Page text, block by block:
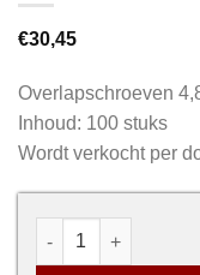
€30,45
Overlapschroeven
Inhoud: 100 stuks
Wordt verkocht per